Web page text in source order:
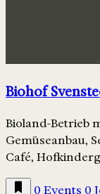
Biohof
Bioland-Betrieb
Gemüseanbau,
Café,
0 Events 0